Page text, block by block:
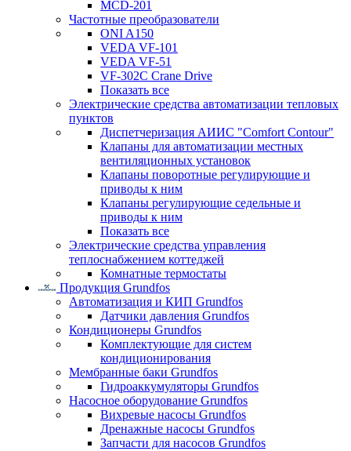
MCD-201
Частотные преобразователи
ONI A150
VEDA VF-101
VEDA VF-51
VF-302C Crane Drive
Показать все
Электрические средства автоматизации тепловых
пунктов
Диспетчеризация АИИС "Comfort Contour"
Клапаны для автоматизации местных
вентиляционных установок
Клапаны поворотные регулирующие и
приводы к ним
Клапаны регулирующие седельные и
приводы к ним
Показать все
Электрические средства управления
теплоснабжением коттеджей
Комнатные термостаты
Продукция Grundfos
Автоматизация и КИП Grundfos
Датчики давления Grundfos
Кондиционеры Grundfos
Комплектующие для систем
кондиционирования
Мембранные баки Grundfos
Гидроаккумуляторы Grundfos
Насосное оборудование Grundfos
Вихревые насосы Grundfos
Дренажные насосы Grundfos
Запчасти для насосов Grundfos